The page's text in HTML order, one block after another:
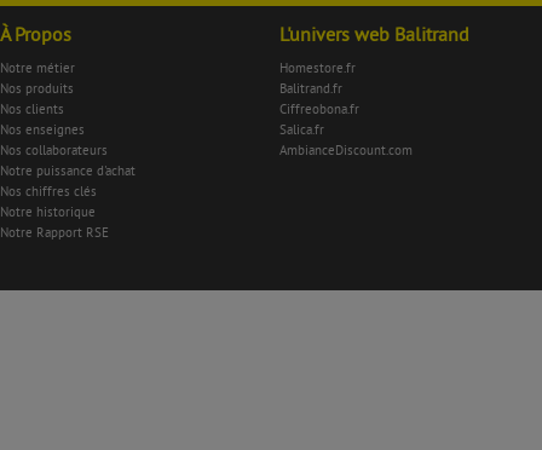
À Propos
Notre métier
Nos produits
Nos clients
Nos enseignes
Nos collaborateurs
Notre puissance d'achat
Nos chiffres clés
Notre historique
Notre Rapport RSE
L'univers web Balitrand
Homestore.fr
Balitrand.fr
Ciffreobona.fr
Salica.fr
AmbianceDiscount.com